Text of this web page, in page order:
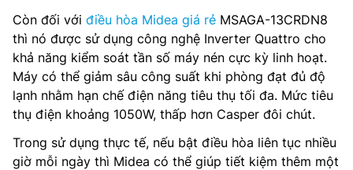
Còn đối với điều hòa Midea giá rẻ MSAGA-13CRDN8
thì nó được sử dụng công nghệ Inverter Quattro cho
khả năng kiểm soát tần số máy nén cực kỳ linh hoạt.
Máy có thể giảm sâu công suất khi phòng đạt đủ độ
lạnh nhằm hạn chế điện năng tiêu thụ tối đa. Mức tiêu
thụ điện khoảng 1050W, thấp hơn Casper đôi chút.
Trong sử dụng thực tế, nếu bật điều hòa liên tục nhiều
giờ mỗi ngày thì Midea có thể giúp tiết kiệm thêm một